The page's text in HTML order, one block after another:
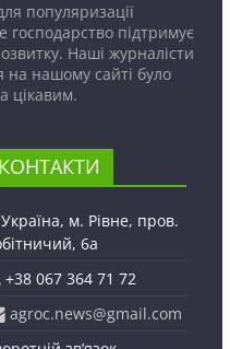
популяризації
господарство підтримує
Наші журналісти
нашому сайті було
цікавим.
КОНТАКТИ
Україна, м. Рівне, пров.
6а
+38 067 364 71 72
agroc.news@gmail.com